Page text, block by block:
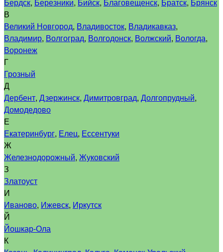
В
Великий Новгород, Владивосток, Владикавказ,
Владимир, Волгоград, Волгодонск, Волжский, Вологда,
Воронеж
Г
Грозный
Д
Дербент, Дзержинск, Димитровград, Долгопрудный,
Домодедово
Е
Екатеринбург, Елец, Ессентуки
Ж
Железнодорожный, Жуковский
З
Златоуст
И
Иваново, Ижевск, Иркутск
Й
Йошкар-Ола
К